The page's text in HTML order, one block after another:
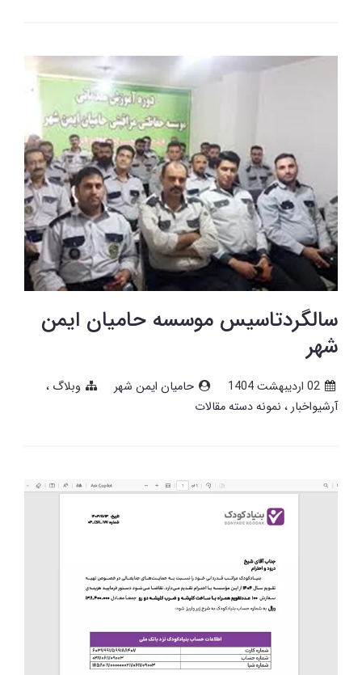
سالگردتاسیس موسسه حامیان ایمن
شهر
02 ارديبهشت 1404 حامیان ایمن شهر
وبلاگ
آرشیواخبار نمونه دسته مقالات